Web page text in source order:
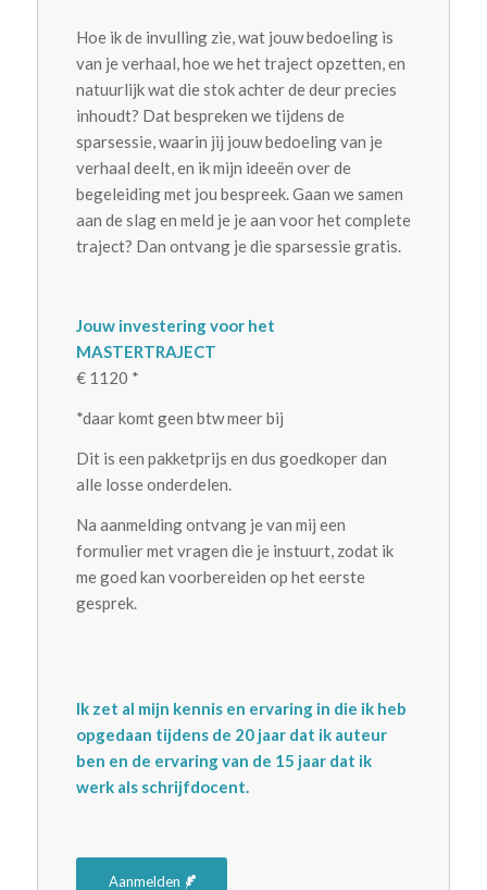
Hoe ik de invulling zie, wat jouw bedoeling is
van je verhaal, hoe we het traject opzetten, en
natuurlijk wat die stok achter de deur precies
inhoudt? Dat bespreken we tijdens de
sparsessie, waarin jij jouw bedoeling van je
verhaal deelt, en ik mijn ideeën over de
begeleiding met jou bespreek. Gaan we samen
aan de slag en meld je je aan voor het complete
traject? Dan ontvang je die sparsessie gratis.
Jouw investering voor het
MASTERTRAJECT
€ 1120 *
*daar komt geen btw meer bij
Dit is een pakketprijs en dus goedkoper dan
alle losse onderdelen.
Na aanmelding ontvang je van mij een
formulier met vragen die je instuurt, zodat ik
me goed kan voorbereiden op het eerste
gesprek.
Ik zet al mijn kennis en ervaring in die ik heb
opgedaan tijdens de 20 jaar dat ik auteur
ben en de ervaring van de 15 jaar dat ik
werk als schrijfdocent.
Aanmelden